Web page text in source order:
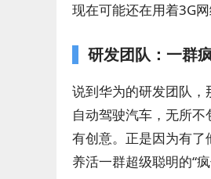
现在可能还在用着3G
研发团队：一群
说到华为的研发团队，
自动驾驶汽车，无所
有创意。正是因为有
养活一群超级聪明的“疯